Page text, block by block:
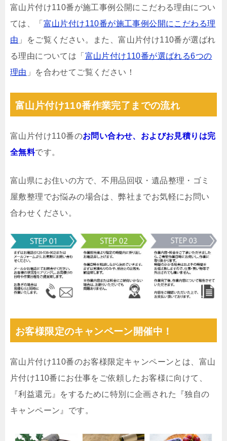
富山片付け110番が施工事例公開にこだわる理由につい
ては、「 富山片付け110番が施工事例公開にこだわる理
由 」をご覧ください。また、富山片付け110番が選ばれ
る理由については「 富山片付け110番が選ばれる6つの
理由 」を合わせてご覧ください！
富山片付け110番作業完了までの流れ
富山片付け110番のお問い合わせ、およびお見積りは完
全無料です。
富山県にお住いの方で、不用品回収・遺品整理・ゴミ
屋敷整理でお悩みの場合は、弊社までお気軽にお問い
合わせください。
お客様限定のキャンペーン開催中！
富山片付け110番のお客様限定キャンペーンとは、富山
片付け110番にお仕事をご依頼したお客様に向けて、
『利益還元』をするために特別に企画された『独自の
キャンペーン』です。